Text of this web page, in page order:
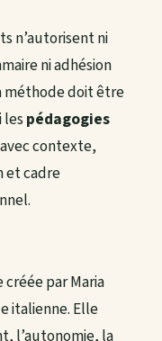
n’autorisent ni
ni adhésion
méthode doit être
lespédagogies
contexte,
et cadre
par Maria
italienne. Elle
l’autonomie, la